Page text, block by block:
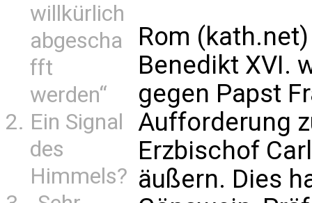
willkürlich
abgescha
fft
werden“
Ein Signal
des
Himmels?
Rom (kath.net)
Benedikt XVI.
gegen Papst
Aufforderung
Erzbischof
äußern. Dies